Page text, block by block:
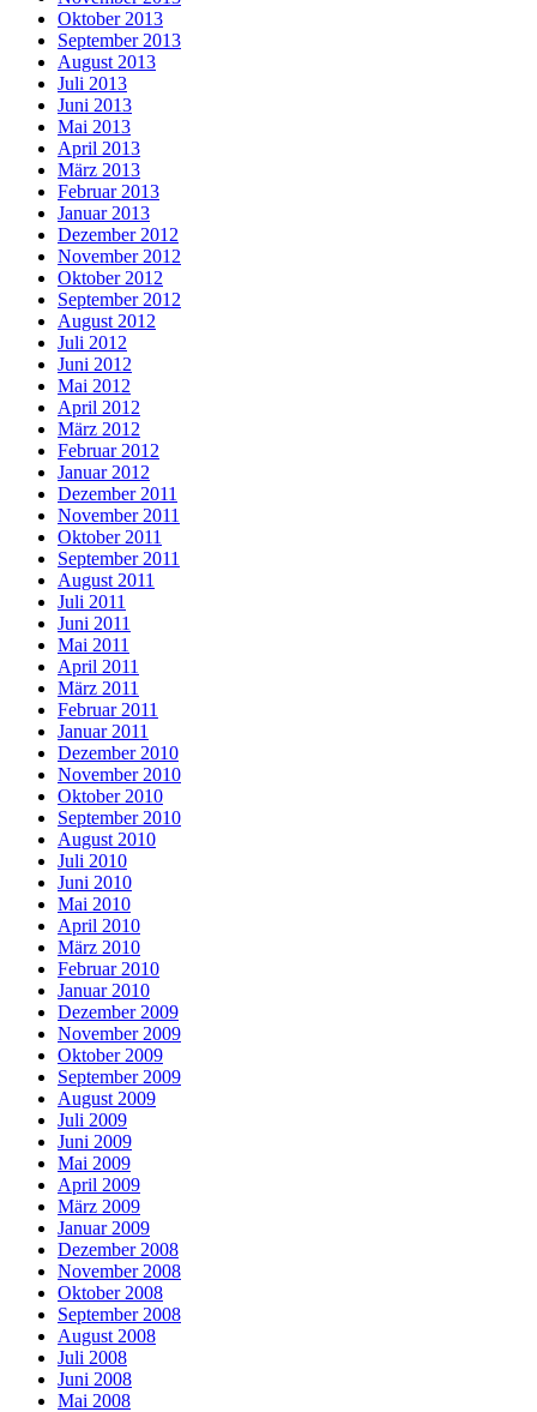
Oktober 2013
September 2013
August 2013
Juli 2013
Juni 2013
Mai 2013
April 2013
März 2013
Februar 2013
Januar 2013
Dezember 2012
November 2012
Oktober 2012
September 2012
August 2012
Juli 2012
Juni 2012
Mai 2012
April 2012
März 2012
Februar 2012
Januar 2012
Dezember 2011
November 2011
Oktober 2011
September 2011
August 2011
Juli 2011
Juni 2011
Mai 2011
April 2011
März 2011
Februar 2011
Januar 2011
Dezember 2010
November 2010
Oktober 2010
September 2010
August 2010
Juli 2010
Juni 2010
Mai 2010
April 2010
März 2010
Februar 2010
Januar 2010
Dezember 2009
November 2009
Oktober 2009
September 2009
August 2009
Juli 2009
Juni 2009
Mai 2009
April 2009
März 2009
Januar 2009
Dezember 2008
November 2008
Oktober 2008
September 2008
August 2008
Juli 2008
Juni 2008
Mai 2008